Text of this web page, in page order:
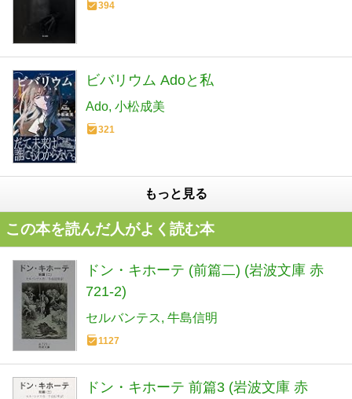
394
ビバリウム Adoと私
Ado 小松成美
321
もっと見る
この本を読んだ人がよく読む本
ドン・キホーテ (前篇二) (岩波文庫 赤
721-2)
セルバンテス 牛島信明
1127
ドン・キホーテ 前篇3 (岩波文庫 赤